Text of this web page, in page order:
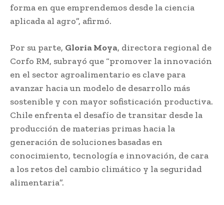
forma en que emprendemos desde la ciencia
aplicada al agro”, afirmó.
Por su parte, Gloria Moya, directora regional de
Corfo RM, subrayó que “promover la innovación
en el sector agroalimentario es clave para
avanzar hacia un modelo de desarrollo más
sostenible y con mayor sofisticación productiva.
Chile enfrenta el desafío de transitar desde la
producción de materias primas hacia la
generación de soluciones basadas en
conocimiento, tecnología e innovación, de cara
a los retos del cambio climático y la seguridad
alimentaria”.